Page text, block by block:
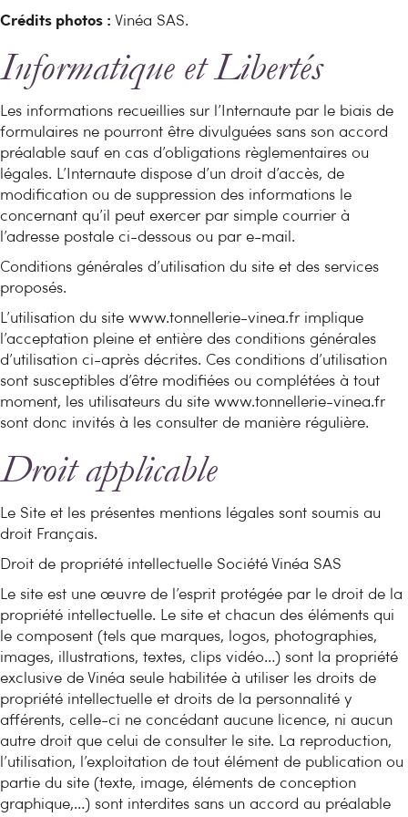
Crédits photos : Vinéa SAS.
Informatique et Libertés
Les informations recueillies sur l’Internaute par le biais de
formulaires ne pourront être divulguées sans son accord
préalable sauf en cas d’obligations règlementaires ou
légales. L’Internaute dispose d’un droit d’accès, de
modification ou de suppression des informations le
concernant qu’il peut exercer par simple courrier à
l’adresse postale ci-dessous ou par e-mail.
Conditions générales d’utilisation du site et des services
proposés.
L’utilisation du site www.tonnellerie-vinea.fr implique
l’acceptation pleine et entière des conditions générales
d’utilisation ci-après décrites. Ces conditions d’utilisation
sont susceptibles d’être modifiées ou complétées à tout
moment, les utilisateurs du site www.tonnellerie-vinea.fr
sont donc invités à les consulter de manière régulière.
Droit applicable
Le Site et les présentes mentions légales sont soumis au
droit Français.
Droit de propriété intellectuelle Société Vinéa SAS
Le site est une œuvre de l’esprit protégée par le droit de la
propriété intellectuelle. Le site et chacun des éléments qui
le composent (tels que marques, logos, photographies,
images, illustrations, textes, clips vidéo…) sont la propriété
exclusive de Vinéa seule habilitée à utiliser les droits de
propriété intellectuelle et droits de la personnalité y
afférents, celle-ci ne concédant aucune licence, ni aucun
autre droit que celui de consulter le site. La reproduction,
l’utilisation, l’exploitation de tout élément de publication ou
partie du site (texte, image, éléments de conception
graphique,…) sont interdites sans un accord au préalable